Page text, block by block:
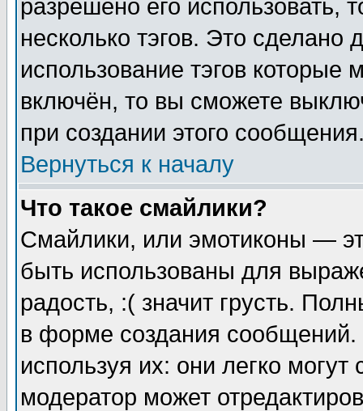
разрешено его использовать,
несколько тэгов. Это сделано
использование тэгов
включён, то вы сможете
при создании этого
Вернуться к началу
Что такое смайлики?
Смайлики, или эмотиконы —
быть использованы для
радость, :( значит грусть.
в форме создания сообщений.
используя их: они легко
модератор может